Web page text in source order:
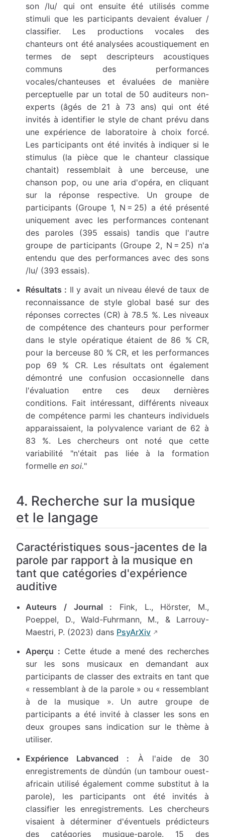
son /lu/ qui ont ensuite été utilisés comme
stimuli que les participants devaient évaluer /
classifier. Les productions vocales des
chanteurs ont été analysées acoustiquement en
termes de sept descripteurs acoustiques
communs des performances
vocales/chanteuses et évaluées de manière
perceptuelle par un total de 50 auditeurs non-
experts (âgés de 21 à 73 ans) qui ont été
invités à identifier le style de chant prévu dans
une expérience de laboratoire à choix forcé.
Les participants ont été invités à indiquer si le
stimulus (la pièce que le chanteur classique
chantait) ressemblait à une berceuse, une
chanson pop, ou une aria d'opéra, en cliquant
sur la réponse respective. Un groupe de
participants (Groupe 1, N = 25) a été présenté
uniquement avec les performances contenant
des paroles (395 essais) tandis que l'autre
groupe de participants (Groupe 2, N = 25) n'a
entendu que des performances avec des sons
/lu/ (393 essais).
Résultats : Il y avait un niveau élevé de taux de
reconnaissance de style global basé sur des
réponses correctes (CR) à 78.5 %. Les niveaux
de compétence des chanteurs pour performer
dans le style opératique étaient de 86 % CR,
pour la berceuse 80 % CR, et les performances
pop 69 % CR. Les résultats ont également
démontré une confusion occasionnelle dans
l'évaluation entre ces deux dernières
conditions. Fait intéressant, différents niveaux
de compétence parmi les chanteurs individuels
apparaissaient, la polyvalence variant de 62 à
83 %. Les chercheurs ont noté que cette
variabilité "n'était pas liée à la formation
formelleen soi."
4. Recherche sur la musique
et le langage
Caractéristiques sous-jacentes de la
parole par rapport à la musique en
tant que catégories d'expérience
auditive
Auteurs / Journal : Fink, L., Hörster, M.,
Poeppel, D., Wald-Fuhrmann, M., & Larrouy-
Maestri, P. (2023) dans PsyArXiv
Aperçu : Cette étude a mené des recherches
sur les sons musicaux en demandant aux
participants de classer des extraits en tant que
« ressemblant à de la parole » ou « ressemblant
à de la musique ». Un autre groupe de
participants a été invité à classer les sons en
deux groupes sans indication sur le thème à
utiliser.
Expérience Labvanced : À l'aide de 30
enregistrements de dùndún (un tambour ouest-
africain utilisé également comme substitut à la
parole), les participants ont été invités à
classifier les enregistrements. Les chercheurs
visaient à déterminer d'éventuels prédicteurs
des catégories musique-parole. 15 des